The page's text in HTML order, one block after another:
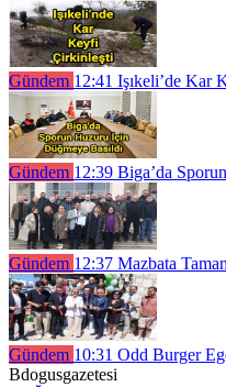
Gündem 12:41 Işıkeli’de Kar
Gündem 12:39 Biga’da
Gündem 12:37 Mazbata
Gündem 10:31 Odd Burger
Bdogusgazetesi